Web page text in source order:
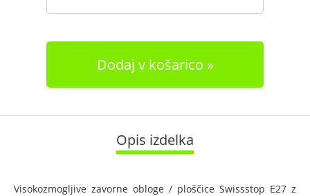
Dodaj v košarico
Opis izdelka
Visokozmogljive zavorne obloge / ploščice Swissstop E27 z